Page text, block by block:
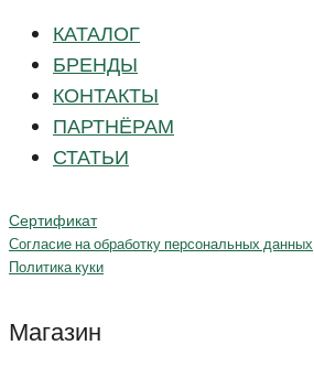
КАТАЛОГ
БРЕНДЫ
КОНТАКТЫ
ПАРТНЁРАМ
СТАТЬИ
Сертификат
Согласие на обработку персональных данных
Политика куки
Магазин